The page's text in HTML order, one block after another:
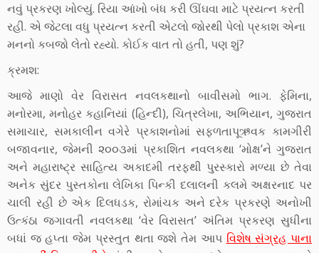
નવું પ્રકરણ ખોલ્યું. રિયા આંખો બંધ કરી ઊંઘવા માટે પ્રયત્ન કરતી
રહી. એ જેટલા વધુ પ્રયત્ન કરતી એટલો જોરથી પેલો પ્રકાશ એના
મનનો કબજો લેતો રહ્યો. કોઈક વાત તો હતી, પણ શું?
ક્રમશ:
આજે માણો વેર વિરાસત નવલકથાનો બાવીસમો ભાગ. ફેમિના,
મનોરમા, મનોહર કહાનિયાં (હિન્દી), ચિત્રલેખા, અભિયાન, ગુજરાત
સમાચાર, સમકાલીન વગેરે પ્રકાશનોમાં સફળતાપૂઋવક કામગીરી
બજાવનાર, જેમની ૨૦૦૩માં પ્રકાશિત નવલકથા ‘મોક્ષ’ને ગુજરાત
અને મહારાષ્ટ્ર સાહિત્ય અકાદમી તરફથી પુરસ્કારો મળ્યા છે તેવા
અનેક સુંદર પુસ્તકોના લેખિકા પિન્કી દલાલની કલમે અક્ષરનાદ પર
ચાલી રહી છે એક દિલધડક, રોમાંચક અને દરેક પ્રકરણે અનોખી
ઉત્કંઠા જગાવતી નવલકથા ‘વેર વિરાસત’ અંતિમ પ્રકરણ સુધીના
બધાં જ હપ્તા જેમ પ્રસ્તુત થતા જશે તેમ આપ વિશેષ સંગ્રહ પાના